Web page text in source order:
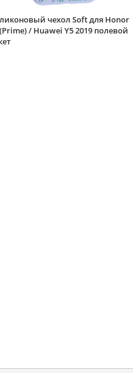
чехол Soft для Honor
/ Huawei Y5 2019 полевой